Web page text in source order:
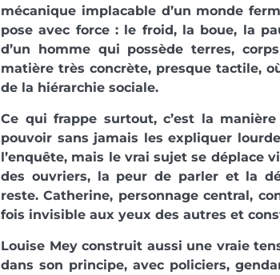
mécanique implacable d’un monde
pose avec force : le froid, la boue, la
d’un homme qui possède terres,
matière très concrète, presque tactile,
de la hiérarchie sociale.
Ce qui frappe surtout, c’est la
pouvoir sans jamais les expliquer
l’enquête, mais le vrai sujet se déplace
des ouvriers, la peur de parler et la
reste. Catherine, personnage central,
fois invisible aux yeux des autres et
Louise Mey construit aussi une vraie
dans son principe, avec policiers,